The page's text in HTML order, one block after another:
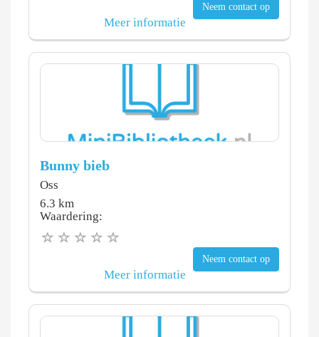
Neem contact op
Meer informatie
Bunny bieb
Oss
6.3 km
Waardering:
Neem contact op
Meer informatie